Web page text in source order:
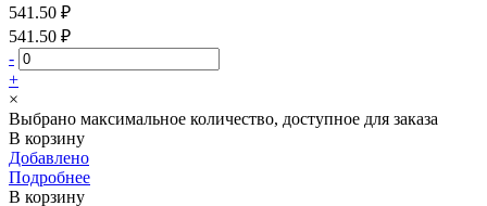
541.50 ₽
541.50 ₽
-
+
×
Выбрано максимальное количество, доступное для заказа
В корзину
Добавлено
Подробнее
В корзину